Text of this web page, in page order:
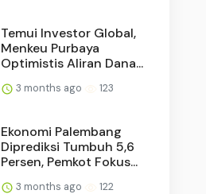
Temui Investor Global,
Menkeu Purbaya
Optimistis Aliran Dana...
3 months ago 123
Ekonomi Palembang
Diprediksi Tumbuh 5,6
Persen, Pemkot Fokus...
3 months ago 122